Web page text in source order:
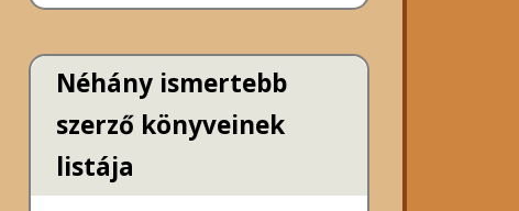
Néhány ismertebb
szerző könyveinek
listája